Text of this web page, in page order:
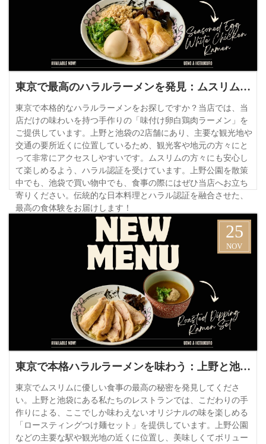
東京で最高のハラルラーメンを発見：ムスリムフレンドリーな食体験
東京で本格的なハラルラーメンをお探しですか？当店では、当
店だけの味わいを持つ手作りの「味付け卵白鶏肉ラーメン」を
ご提供しています。上野と池袋の2店舗にあり、主要な観光地や
交通の要所近くに位置しているため、観光客や地元の方々にと
って非常にアクセスしやすいです。ムスリムの方々にも安心し
て楽しめるよう、ハラル認証を受けています。上野公園を散策
中でも、池袋で買い物中でも、食事の際にはぜひ当店へお立ち
寄りください。伝統的な日本料理とハラル認証を融合させた、
最高の食体験をお届けします！
25
NOV
東京で本格ハラルラーメンを味わう：上野と池袋のガイド
東京でムスリムに優しい食事の最高の秘密を発見してくださ
い。上野と池袋にある私たちのレストランでは、こだわりの手
作りによる、ここでしか味わえないオリジナルの味を楽しめる
「ロースティングつけ麺セット」を提供しています。上野公園
などの主要な駅や観光地の近くに位置し、美味しくてボリュー